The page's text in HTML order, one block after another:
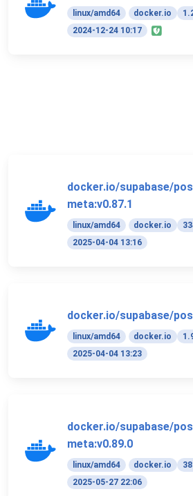
linux/amd64 docker.io
2024-12-24 10:17
docker.io/supabase/
meta:v0.87.1
linux/amd64 docker.io
2025-04-04 13:16
docker.io/supabase/
linux/amd64 docker.io
2025-04-04 13:23
docker.io/supabase/
meta:v0.89.0
linux/amd64 docker.io
2025-05-27 22:06